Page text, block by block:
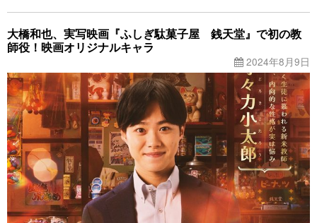
大橋和也、実写映画『ふしぎ駄菓子屋 銭天堂』で初の教
師役！映画オリジナルキャラ
2024年8月9日